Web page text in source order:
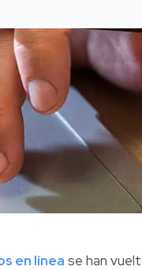
en línea se han